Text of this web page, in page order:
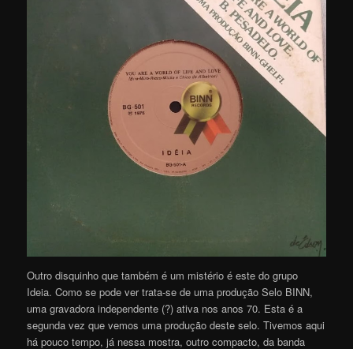
Outro disquinho que também é um mistério é este do grupo
Ideia. Como se pode ver trata-se de uma produção Selo BINN,
uma gravadora independente (?) ativa nos anos 70. Esta é a
segunda vez que vemos uma produção deste selo. Tivemos aqui
há pouco tempo, já nessa mostra, outro compacto, da banda